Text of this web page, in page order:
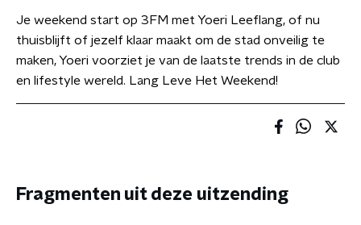
Je weekend start op 3FM met Yoeri Leeflang, of nu
thuisblijft of jezelf klaar maakt om de stad onveilig te
maken, Yoeri voorziet je van de laatste trends in de club
en lifestyle wereld. Lang Leve Het Weekend!
Fragmenten uit deze uitzending